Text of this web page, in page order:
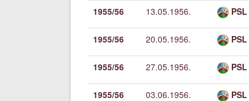
1955/56 13.05.1956. PSL
1955/56 20.05.1956. PSL
1955/56 27.05.1956. PSL
1955/56 03.06.1956. PSL